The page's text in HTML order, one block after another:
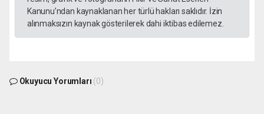
Kanunu’ndan kaynaklanan her türlü hakları saklıdır. İzin
alınmaksızın kaynak gösterilerek dahi iktibas edilemez.
Okuyucu Yorumları (0)